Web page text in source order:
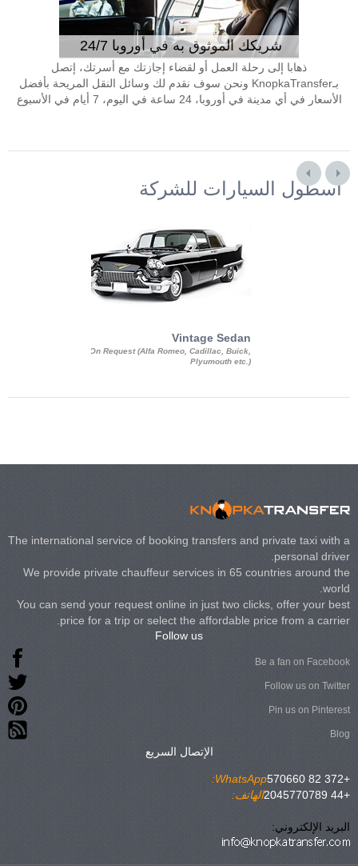
شريكك الموثوق به في أوروبا 24/7
ذهابا إلى رحلة العمل أو لقضاء إجازتك مع أسرتك، إتصل
بـKnopkaTransfer ونحن سوف نقدم لك وسائل النقل المريحة بأفضل
الأسعار في أي مدينة في أوروبا، 24 ساعة في اليوم، 7 أيام في الأسبوع
أسطول السيارات للشركة
Vintage Sedan
On Request (Alfa Romeo, Cadillac, Buick,
Plyumouth etc.)
The international service of booking transfers and private taxi with a
personal driver.
We provide private chauffeur services in 65 countries around the
world.
You can send your request online in just two clicks, offer your best
price for a trip or select the affordable price from a carrier.
Follow us
Be a fan on Facebook
Follow us on Twitter
Pin us on Pinterest
Blog
الإتصال السريع
WhatsApp:
+372 82 570660
الهاتف:
+44 2045770789
البريد الإلكتروني: